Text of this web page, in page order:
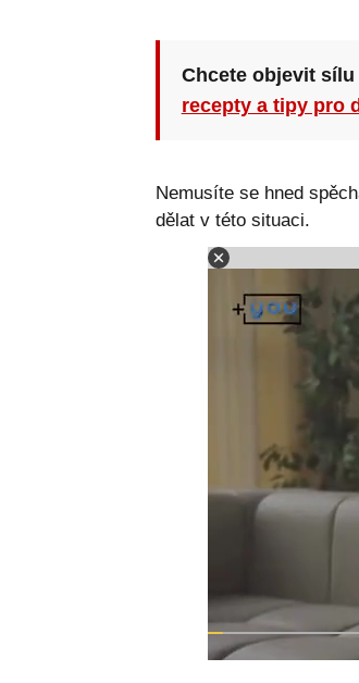
Chcete objevit
recepty a tipy pro
Nemusíte se hned
dělat v této situaci.